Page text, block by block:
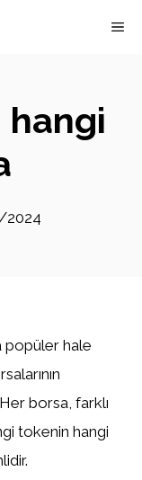
hangi
popüler hale
borsa, farklı
tokenin hangi